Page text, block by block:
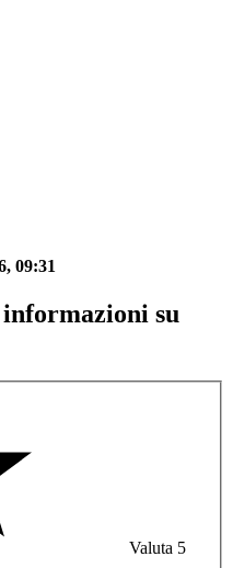
09:31
su
Valuta 5